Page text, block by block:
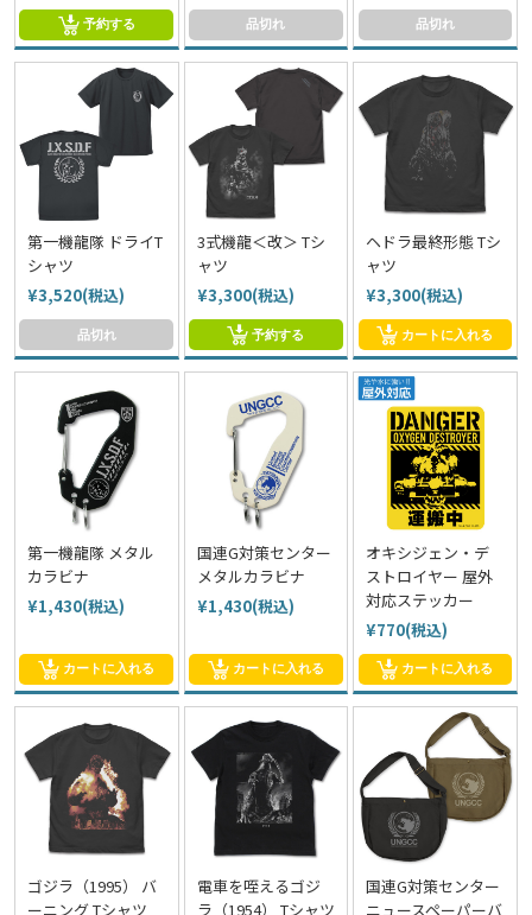
予約する 品切れ 品切れ
第一機龍隊 ドライT
シャツ
¥3,520(税込)
品切れ
3式機龍＜改＞ Tシ
ャツ
¥3,300(税込)
予約する
ヘドラ最終形態 Tシ
ャツ
¥3,300(税込)
カートに入れる
第一機龍隊 メタル
カラビナ
¥1,430(税込)
カートに入れる
国連G対策センター
メタルカラビナ
¥1,430(税込)
カートに入れる
オキシジェン・デ
ストロイヤー 屋外
対応ステッカー
¥770(税込)
カートに入れる
ゴジラ（1995） バ
ーニング Tシャツ
電車を咥えるゴジ
ラ（1954） Tシャツ
国連G対策センター
ニュースペーパーバ